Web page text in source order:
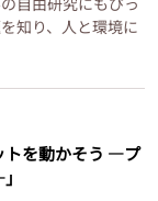
知り、人と環境に
トを動かそう ―プ